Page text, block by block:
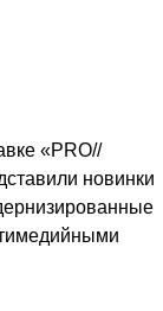
«PRO//
новинки